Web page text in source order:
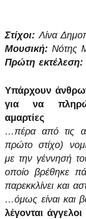
Στίχοι: Λίνα
Μουσική: Νότης
Πρώτη εκτέλεση:
Υπάρχουν
για να
αμαρτίες
…πέρα από τις
πρώτο στίχο)
με την γέννησή
οποίο βρέθηκε
παρεκκλίνει και
…όμως είναι και
λέγονται άγγελοι